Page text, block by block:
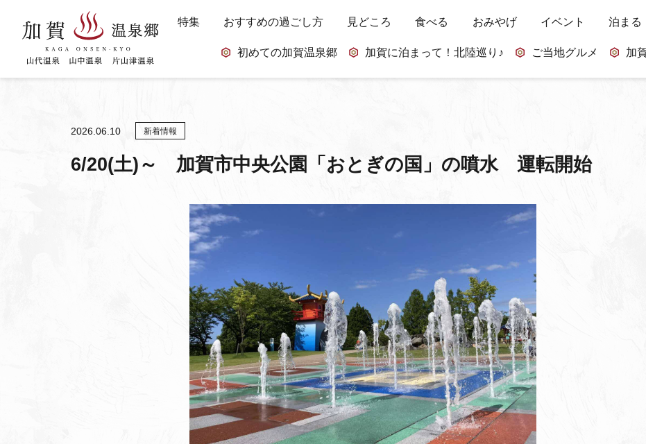
特集 おすすめの過ごし方 見どころ 食べる おみやげ イベント 泊まる
初めての加賀温泉郷 加賀に泊まって！北陸巡り♪ ご当地グルメ 加
6/20(土)～ 加賀市中央公園「おとぎの国」の噴水 運転開始
2026.06.10 新着情報